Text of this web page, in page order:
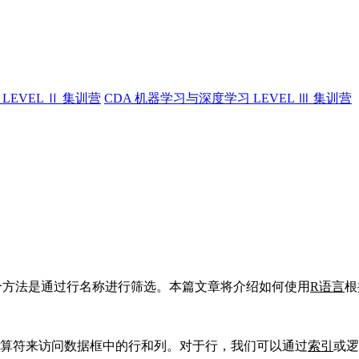
LEVEL Ⅱ 集训营 CDA 机器学习与深度学习 LEVEL Ⅲ 集训营
法是通过行名称进行筛选。本篇文章将介绍如何使用R语言
符来访问数据框中的行和列。对于行，我们可以通过索引 或